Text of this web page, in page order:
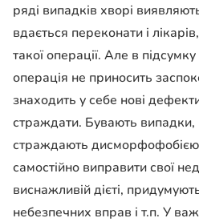
ряді випадків хворі
вдається переконати і
такої операції. Але в
операція не приносить
знаходить у себе нові
страждати. Бувають випадки,
страждають
самостійно виправити свої
виснажливій ​​дієті,
небезпечних вправ і т.п. У